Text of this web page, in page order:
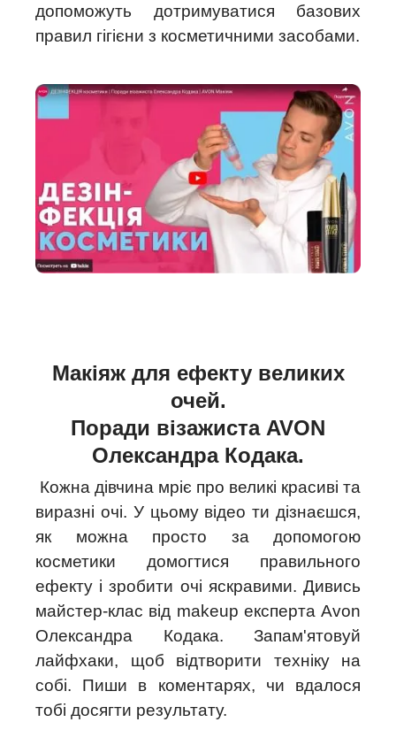
допоможуть дотримуватися базових
правил гігієни з косметичними засобами.
Макіяж для ефекту великих
очей.
Поради візажиста AVON
Олександра Кодака.
Кожна дівчина мріє про великі красиві та
виразні очі. У цьому відео ти дізнаєшся,
як можна просто за допомогою
косметики домогтися правильного
ефекту і зробити очі яскравими. Дивись
майстер-клас від makeup експерта Avon
Олександра Кодака. Запам'ятовуй
лайфхаки, щоб відтворити техніку на
собі. Пиши в коментарях, чи вдалося
тобі досягти результату.